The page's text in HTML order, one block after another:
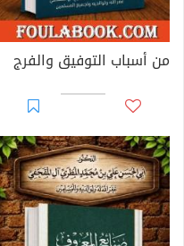
من أسباب التوفيق والفرج